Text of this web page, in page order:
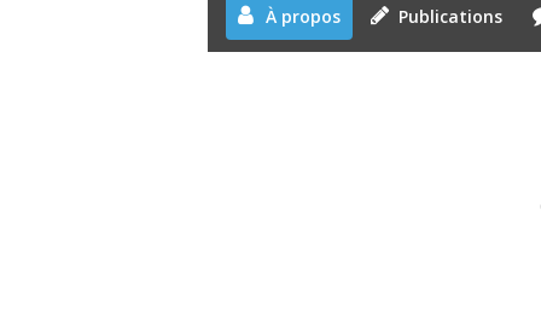
À propos Publications